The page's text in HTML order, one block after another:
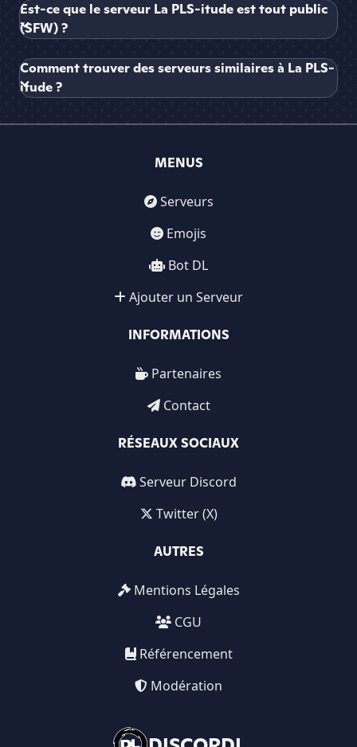
Est-ce que le serveur La PLS-itude est tout public
(SFW) ?
Comment trouver des serveurs similaires à La PLS-
itude ?
MENUS
Serveurs
Emojis
Bot DL
Ajouter un Serveur
INFORMATIONS
Partenaires
Contact
RÉSEAUX SOCIAUX
Serveur Discord
Twitter (X)
AUTRES
Mentions Légales
CGU
Référencement
Modération